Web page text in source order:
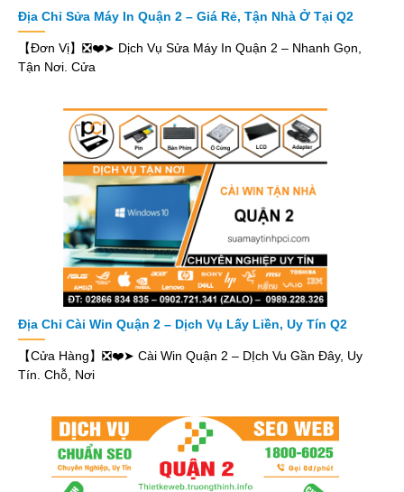
Địa Chỉ Sửa Máy In Quận 2 – Giá Rẻ, Tận Nhà Ở Tại Q2
【Đơn Vị】❎❤️➤ Dịch Vụ Sửa Máy In Quận 2 – Nhanh Gọn,
Tận Nơi. Cửa
Địa Chỉ Cài Win Quận 2 – Dịch Vụ Lấy Liền, Uy Tín Q2
【Cửa Hàng】❎❤️➤ Cài Win Quận 2 – DỊch Vu Gần Đây, Uy
Tín. Chỗ, Nơi